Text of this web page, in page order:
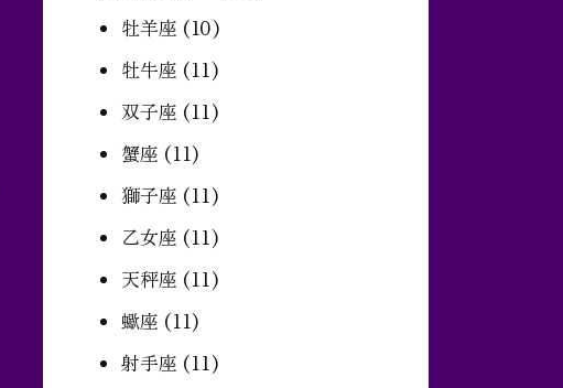
牡羊座 (10)
牡牛座 (11)
双子座 (11)
蟹座 (11)
獅子座 (11)
乙女座 (11)
天秤座 (11)
蠍座 (11)
射手座 (11)